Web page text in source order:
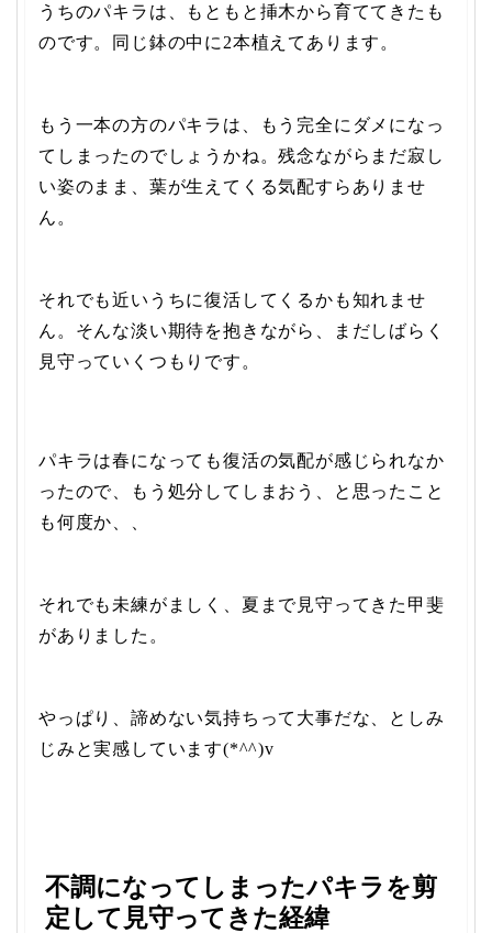
うちのパキラは、もともと挿木から育ててきたも
のです。同じ鉢の中に2本植えてあります。
もう一本の方のパキラは、もう完全にダメになっ
てしまったのでしょうかね。残念ながらまだ寂し
い姿のまま、葉が生えてくる気配すらありませ
ん。
それでも近いうちに復活してくるかも知れませ
ん。そんな淡い期待を抱きながら、まだしばらく
見守っていくつもりです。
パキラは春になっても復活の気配が感じられなか
ったので、もう処分してしまおう、と思ったこと
も何度か、、
それでも未練がましく、夏まで見守ってきた甲斐
がありました。
やっぱり、諦めない気持ちって大事だな、としみ
じみと実感しています(*^^)v
不調になってしまったパキラを剪
定して見守ってきた経緯